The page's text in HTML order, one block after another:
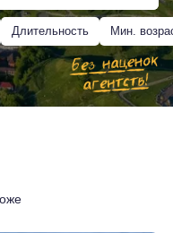
Длительность Мин.